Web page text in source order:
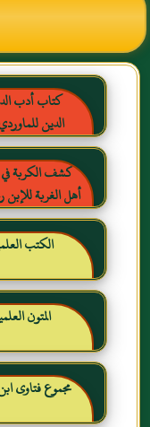
كتاب أدب
الدين
كشف الكربة
أهل الغربة
الحنبلي رحمه
الكتب
المتون
مجموع فتاوى